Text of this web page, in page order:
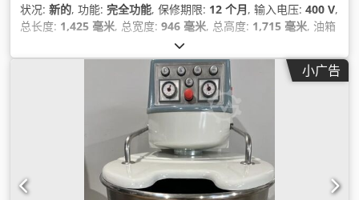
状况: 新的, 功能: 完全功能, 保修期限: 12 个月, 输入电压: 400 V,
总长度: 1,425 毫米, 总宽度: 946 毫米, 总高度: 1,715 毫米, 油箱
, 空载重量:
千克, 输入电流类型:三相, 功率:15.5 千瓦 (21.07 马力),
小广告